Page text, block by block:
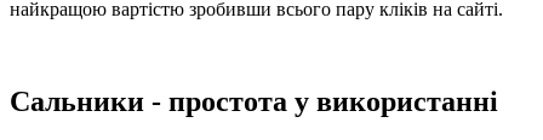
найкращою вартістю зробивши всього пару кліків на сайті.
Сальники - простота у використанні